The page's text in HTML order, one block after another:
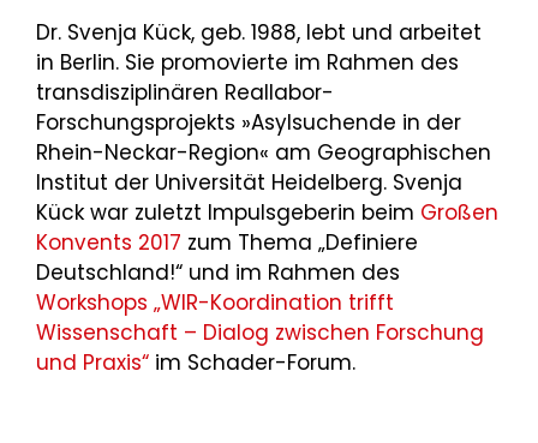
Dr. Svenja Kück, geb. 1988, lebt und arbeitet
in Berlin. Sie promovierte im Rahmen des
transdisziplinären Reallabor-
Forschungsprojekts »Asylsuchende in der
Rhein-Neckar-Region« am Geographischen
Institut der Universität Heidelberg. Svenja
Kück war zuletzt Impulsgeberin beim Großen
Konvents 2017 zum Thema „Definiere
Deutschland!“ und im Rahmen des
Workshops „WIR-Koordination trifft
Wissenschaft – Dialog zwischen Forschung
und Praxis“ im Schader-Forum.